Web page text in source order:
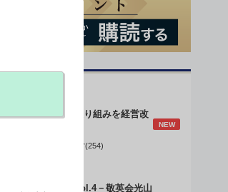
的拘束最小化の取り組みを経営改
NEW
ータで読み解く病院経営(254)
護経営のデザインVol.4－敬英会光山